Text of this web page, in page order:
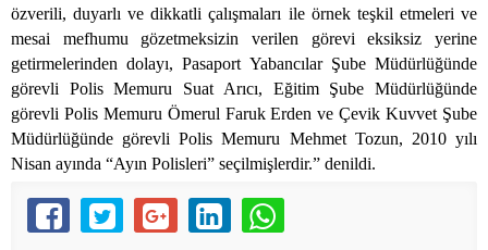
özverili, duyarlı ve dikkatli çalışmaları ile örnek teşkil etmeleri ve
mesai mefhumu gözetmeksizin verilen görevi eksiksiz yerine
getirmelerinden dolayı, Pasaport Yabancılar Şube Müdürlüğünde
görevli Polis Memuru Suat Arıcı, Eğitim Şube Müdürlüğünde
görevli Polis Memuru Ömerul Faruk Erden ve Çevik Kuvvet Şube
Müdürlüğünde görevli Polis Memuru Mehmet Tozun, 2010 yılı
Nisan ayında “Ayın Polisleri” seçilmişlerdir.” denildi.